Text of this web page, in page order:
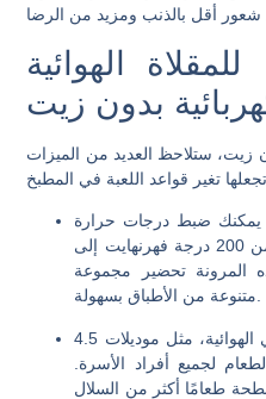
الهوائية
بدون زيت
زيت، ستلاحظ العديد من الميزات
يمكنك ضبط درجات حرارة
الطبخ الدقيقة، والتي تتراوح عادة من 200 درجة فهرنهايت إلى
المرونة تحضير مجموعة
متنوعة من الأطباق بسهولة.
: توفر العديد من المقالي الهوائية، مثل موديلات 4.5
لجميع أفراد الأسرة.
طعامًا أكثر من السلال